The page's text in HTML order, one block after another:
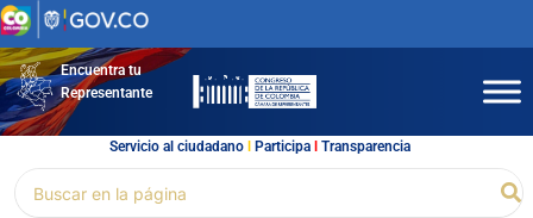
Ir
al
contenidoEncuentra tu
Representante
Servicio al ciudadano l Participal Transparencia
por: